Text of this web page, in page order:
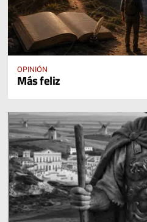
OPINIÓN
Más feliz